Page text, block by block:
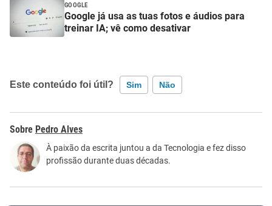
GOOGLE
Google já usa as tuas fotos e áudios para
treinar IA; vê como desativar
Este conteúdo foi útil? Sim Não
Este conteúdo contém informação incorreta
Este conteúdo não tem a informação que procuro
Outro
Pedro Alves
À paixão da escrita juntou a da Tecnologia e fez disso
profissão durante duas décadas.